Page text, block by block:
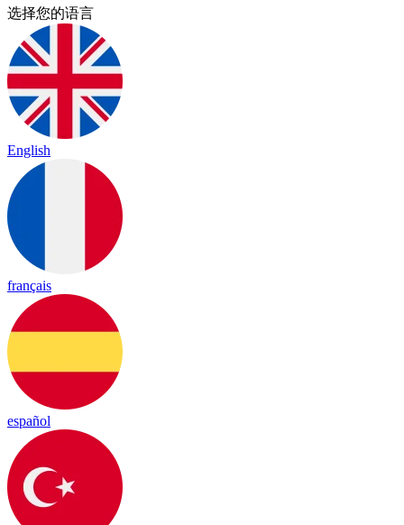
选择您的语言
English
français
español